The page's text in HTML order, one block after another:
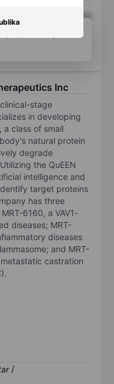
XXXXXXX
Inc
stage
in developing
a class of small
natural protein
degrade
the QuEEN
intelligence and
target proteins
has three
6160, a VAV1-
diseases; MRT-
diseases
and MRT-
castration
/